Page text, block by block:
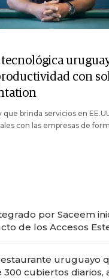
tecnológica
con
brinda servicios en
con las empresas de
por Saceem
de los Accesos
uruguayo
300 cubiertos diarios,